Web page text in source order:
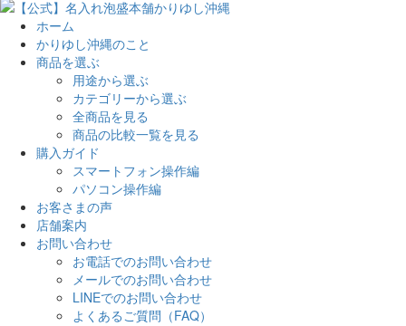
ホーム
かりゆし沖縄のこと
商品を選ぶ
用途から選ぶ
カテゴリーから選ぶ
全商品を見る
商品の比較一覧を見る
購入ガイド
スマートフォン操作編
パソコン操作編
お客さまの声
店舗案内
お問い合わせ
お電話でのお問い合わせ
メールでのお問い合わせ
LINEでのお問い合わせ
よくあるご質問（FAQ）